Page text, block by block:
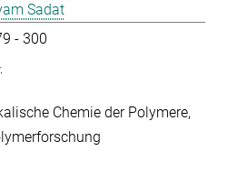
Sadat
- 300
Chemie der Polymere